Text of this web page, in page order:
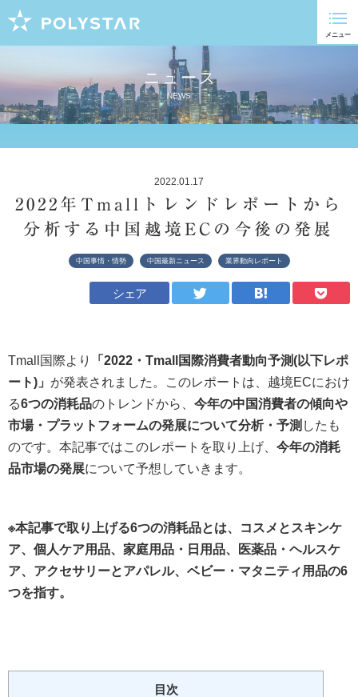
ニュース
NEWS
2022.01.17
2022年Tmallトレンドレポートから
分析する中国越境ECの今後の発展
中国事情・情勢 中国最新ニュース 業界動向レポート
シェア
Tmall国際より
「2022・Tmall国際消費者動向予測(以下レポ
ート)」 が発表されました。このレポートは、越境ECにおけ
る6つの消耗品のトレンドから、 今年の中国消費者の傾向や
市場・プラットフォームの発展について分析・予測 したも
のです。本記事ではこのレポートを取り上げ、 今年の消耗
品市場の発展について予想していきます。
※本記事で取り上げる6つの消耗品とは、コスメとスキンケ
ア、個人ケア用品、家庭用品・日用品、医薬品・ヘルスケ
ア、アクセサリーとアパレル、ベビー・マタニティ用品の6
つを指す。
目次